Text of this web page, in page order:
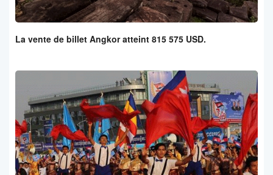
La vente de billet Angkor atteint 815 575 USD.